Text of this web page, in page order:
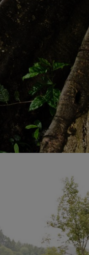
sociales y culturales.